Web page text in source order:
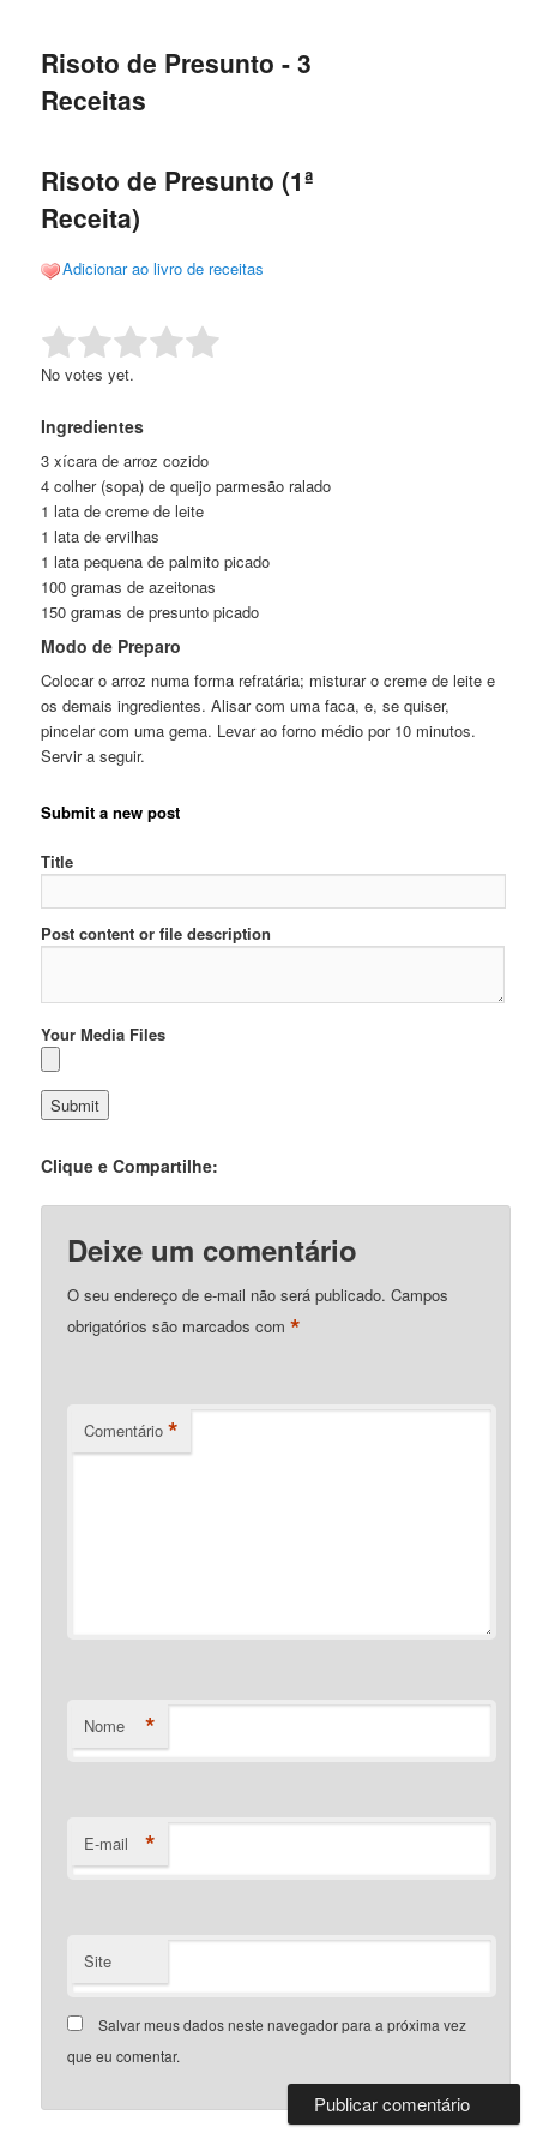
conteúdo
conteúdo
Risoto de Presunto - 3
Receitas
Risoto de Presunto (1ª
Receita)
Adicionar ao livro de receitas
Rate this item: Submit Rating
No votes yet.
Ingredientes
3 xícara de arroz cozido
4 colher (sopa) de queijo parmesão ralado
1 lata de creme de leite
1 lata de ervilhas
1 lata pequena de palmito picado
100 gramas de azeitonas
150 gramas de presunto picado
Modo de Preparo
Colocar o arroz numa forma refratária; misturar o creme de leite e
os demais ingredientes. Alisar com uma faca, e, se quiser,
pincelar com uma gema. Levar ao forno médio por 10 minutos.
Servir a seguir.
Submit a new post
Title
Post content or file description
Your Media Files
Clique e Compartilhe:
Deixe um comentário
O seu endereço de e-mail não será publicado. Campos
obrigatórios são marcados com*
Comentário *
Nome *
E-mail *
Site
Salvar meus dados neste navegador para a próxima vez
que eu comentar.